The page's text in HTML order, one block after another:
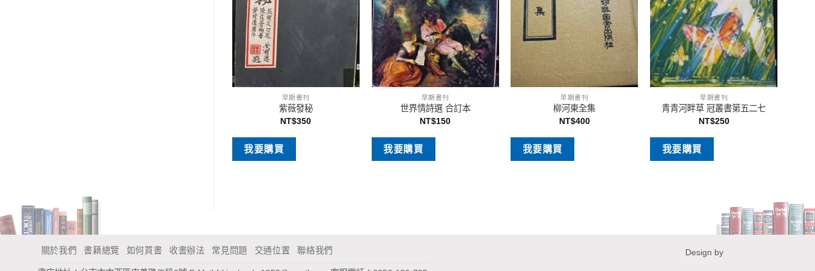
早期書刊
紫薇發秘
NT$350
我要購買
早期書刊
世界情詩選 合訂本
NT$150
我要購買
早期書刊
柳河東全集
NT$400
我要購買
早期書刊
青青河畔草 冠叢書第五二七
NT$250
我要購買
Design by
關於我們 書籍總覽 如何買書 收書辦法 常見問題 交通位置 聯絡我們